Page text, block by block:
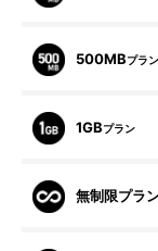
500MBプラン
1GBプラン
無制限プラ